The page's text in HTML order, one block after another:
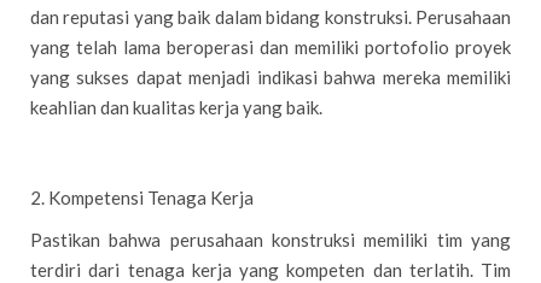
dan reputasi yang baik dalam bidang konstruksi. Perusahaan
yang telah lama beroperasi dan memiliki portofolio proyek
yang sukses dapat menjadi indikasi bahwa mereka memiliki
keahlian dan kualitas kerja yang baik.
2. Kompetensi Tenaga Kerja
Pastikan bahwa perusahaan konstruksi memiliki tim yang
terdiri dari tenaga kerja yang kompeten dan terlatih. Tim